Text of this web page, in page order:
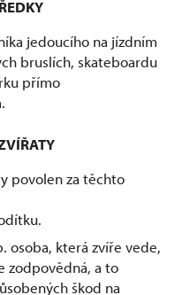
jedoucího na jízdním
bruslích, skateboardu
přímo
povolen za těchto
osoba, která zvíře vede,
zodpovědná, a to
škod na